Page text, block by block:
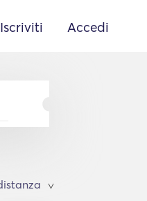
Iscriviti Accedi
>